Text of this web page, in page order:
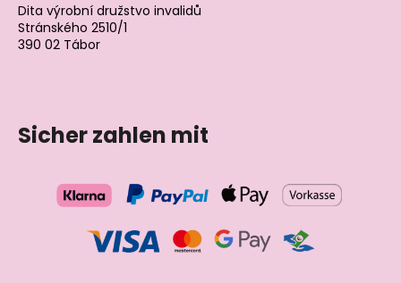
Dita výrobní družstvo invalidů
Stránského 2510/1
390 02 Tábor
Sicher zahlen mit